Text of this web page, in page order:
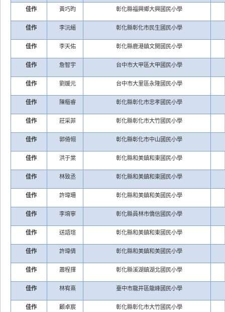
佳作 黃巧昀 彰化縣福興鄉大興國民小學
佳作 李沅縉 彰化縣彰化市民生國民小學
佳作 李天佑 彰化縣鹿港鎮文開國民小學
佳作 詹智宇 台中市大甲區大甲國民小學
佳作 劉媛元 台中市大里區永隆國民小學
佳作 陳樞睿 彰化縣彰化市忠孝國民小學
佳作 莊采菲 彰化縣彰化市大竹國民小學
佳作 郭倚翎 彰化縣彰化市中山國民小學
佳作 洪于棠 彰化縣和美鎮和東國民小學
佳作 林致丞 彰化縣和美鎮和東國民小學
佳作 許瑋珊 彰化縣和美鎮和美國民小學
佳作 李堉寧 彰化縣員林市僑信國民小學
佳作 送語瑄 彰化縣和美鎮和東國民小學
佳作 許瑋倩 彰化縣和美鎮和美國民小學
佳作 蕭程擇 彰化縣溪湖鎮湖北國民小學
佳作 林宥熹 臺中市龍井區龍峰國民小學
佳作 顧卓宸 彰化縣彰化市大竹國民小學